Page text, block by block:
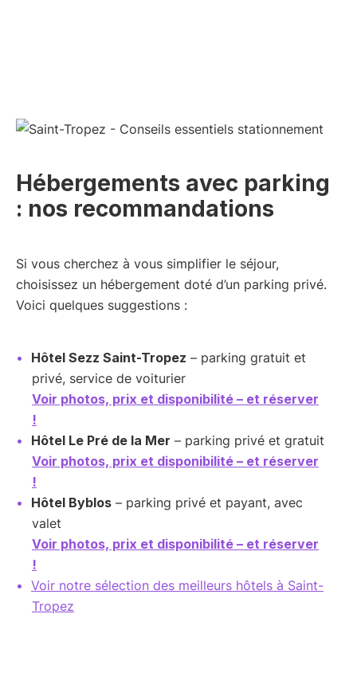
Hébergements avec parking
: nos recommandations
Si vous cherchez à vous simplifier le séjour,
choisissez un hébergement doté d’un parking privé.
Voici quelques suggestions :
Hôtel Sezz Saint-Tropez – parking gratuit et
privé, service de voiturier
Voir photos, prix et disponibilité – et réserver
!
Hôtel Le Pré de la Mer – parking privé et gratuit
Voir photos, prix et disponibilité – et réserver
!
Hôtel Byblos – parking privé et payant, avec
valet
Voir photos, prix et disponibilité – et réserver
!
Voir notre sélection des meilleurs hôtels à Saint-
Tropez